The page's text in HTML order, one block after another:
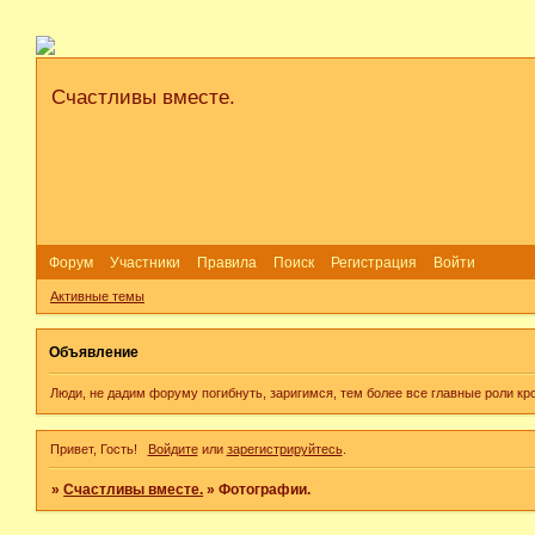
Счастливы вместе.
Форум Участники Правила Поиск Регистрация Войти
Активные темы
Объявление
Люди, не дадим форуму погибнуть, заригимся, тем более все главные роли
Привет, Гость! Войдитеили зарегистрируйтесь.
»Счастливы вместе. »Фотографии.